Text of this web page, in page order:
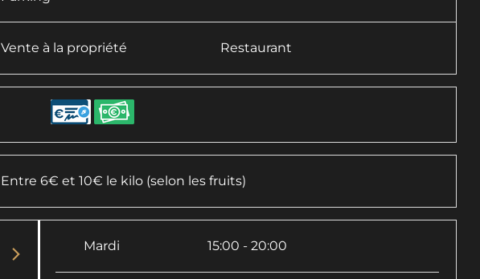
Vente à la propriété Restaurant
Entre 6€ et 10€ le kilo (selon les fruits)
Mardi 15:00 - 20:00